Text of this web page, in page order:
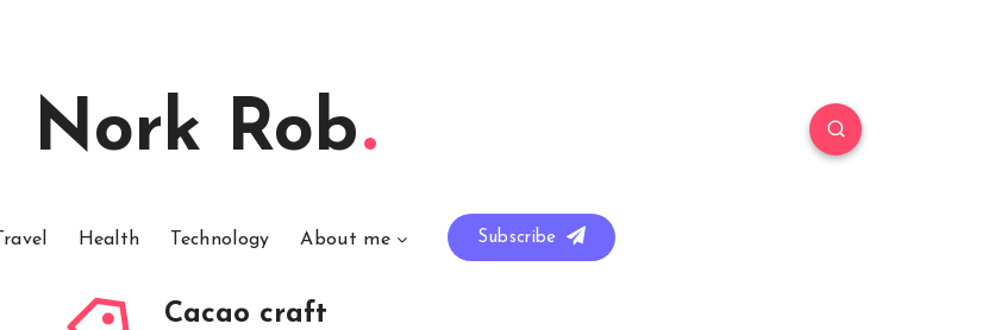
Nork Rob
Travel Health Technology About me Subscribe
Cacao craft